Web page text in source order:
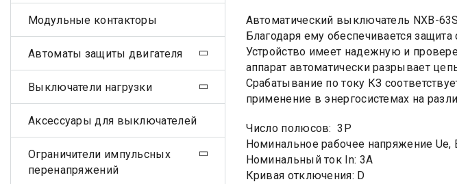
Автоматический выключатель NXB-
Благодаря ему обеспечивается
Устройство имеет надежную и
аппарат автоматически разрывает
Срабатывание по току КЗ
применение в энергосистемах на
Число полюсов: 3Р
Номинальное рабочее напряжение Ue,
Номинальный ток In: 3А
Кривая отключения: D
Модульные контакторы
Автоматы защиты двигателя
Выключатели нагрузки
Аксессуары для выключателей
Ограничители импульсных
перенапряжений